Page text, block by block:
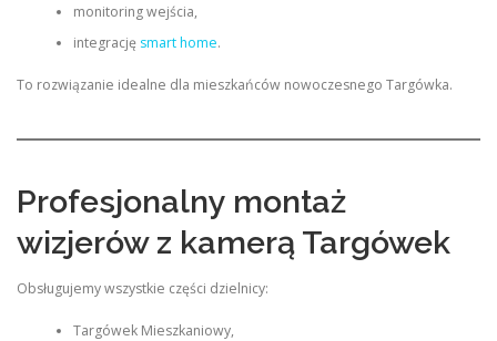
monitoring wejścia,
integrację smart home.
To rozwiązanie idealne dla mieszkańców nowoczesnego Targówka.
Profesjonalny montaż
wizjerów z kamerą Targówek
Obsługujemy wszystkie części dzielnicy:
Targówek Mieszkaniowy,